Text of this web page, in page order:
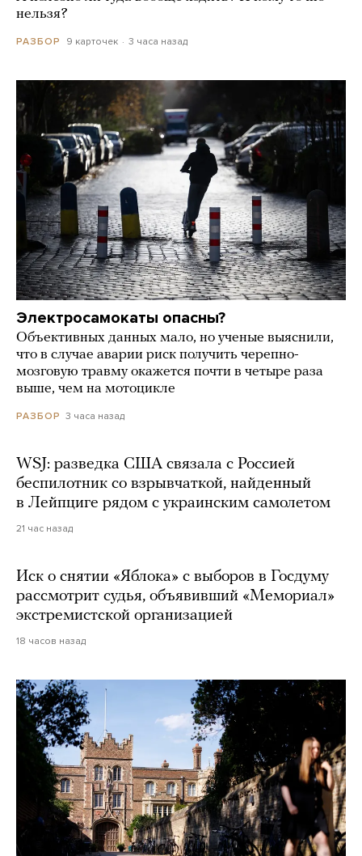
нельзя?
РАЗБОР 9 карточек 3 часа назад
Электросамокаты опасны?
Объективных данных мало, но ученые выяснили,
что в случае аварии риск получить черепно-
мозговую травму окажется почти в четыре раза
выше, чем на мотоцикле
РАЗБОР 3 часа назад
WSJ: разведка США связала с Россией
беспилотник со взрывчаткой, найденный
в Лейпциге рядом с украинским самолетом
21 час назад
Иск о снятии «Яблока» с выборов в Госдуму
рассмотрит судья, объявивший «Мемориал»
экстремистской организацией
18 часов назад